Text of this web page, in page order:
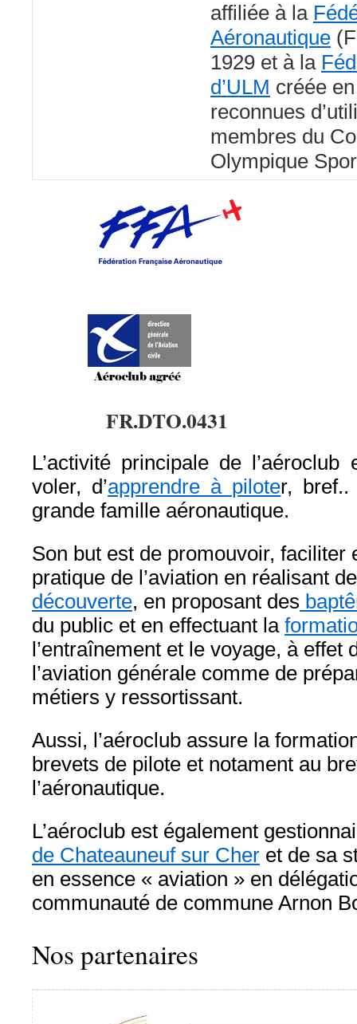
affiliée à la
Aéronautique
1929 et à la
d’ULM créée
reconnues
membres du
Olympique
FR.DTO.0431
L’activité principale de
voler, d’apprendre à piloter,
grande famille aéronautique.
Son but est de promouvoir, faciliter
pratique de l’aviation en réalisant
découverte, en proposant des
du public et en effectuant la
l’entraînement et le voyage, à effet
l’aviation générale comme de
métiers y ressortissant.
Aussi, l’aéroclub assure la
brevets de pilote et notament au
l’aéronautique.
L’aéroclub est également
de Chateauneuf sur Cher et de sa
en essence « aviation » en
communauté de commune Arnon
Nos partenaires​